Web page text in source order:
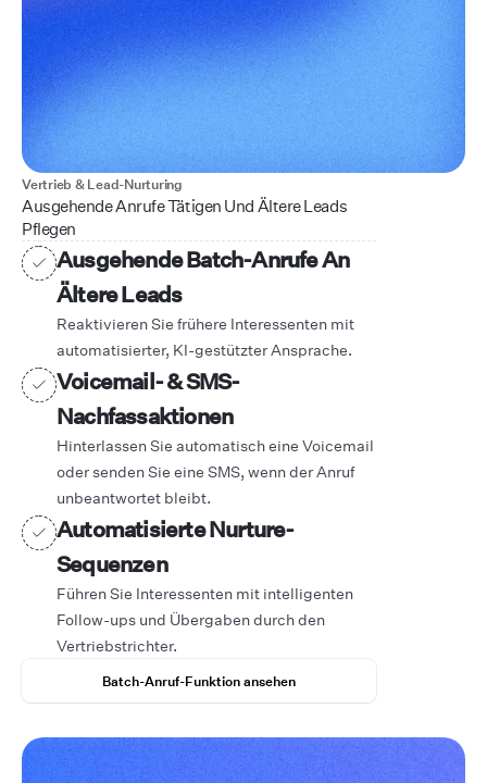
Vertrieb & Lead-Nurturing
Ausgehende Anrufe Tätigen Und Ältere Leads
Pflegen
Ausgehende Batch-Anrufe An
Ältere Leads
Reaktivieren Sie frühere Interessenten mit
automatisierter, KI-gestützter Ansprache.
Voicemail- & SMS-
Nachfassaktionen
Hinterlassen Sie automatisch eine Voicemail
oder senden Sie eine SMS, wenn der Anruf
unbeantwortet bleibt.
Automatisierte Nurture-
Sequenzen
Führen Sie Interessenten mit intelligenten
Follow-ups und Übergaben durch den
Vertriebstrichter.
Batch-Anruf-Funktion ansehen